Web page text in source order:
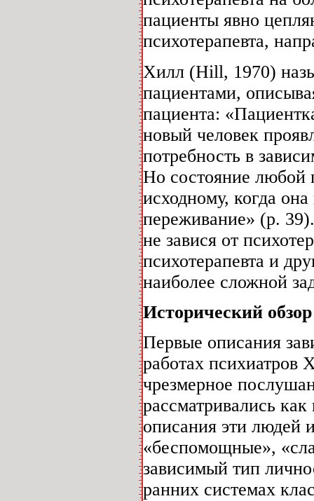
пациенты явно
психотерапевта,
Хилл (Hill, 1970)
пациентами,
пациента:
новый человек
потребность в
Но состояние любой
исходному, когда
переживание» (р.
не завися от
психотерапевта и
наиболее сложной
Исторический обзор
Первые описания
работах психиатров
чрезмерное
рассматривались
описания эти людей
«беспомощные»,
зависимый тип
ранних системах